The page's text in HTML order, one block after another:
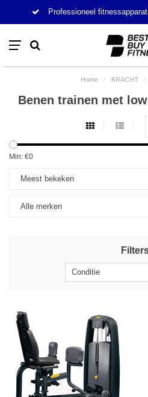
Professioneel
Home / KRACHT /
Benen trainen met
Min: €0
Meest bekeken
Alle merken
Conditie